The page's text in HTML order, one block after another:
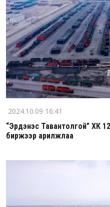
2024.10.09 16:41
“Эрдэнэс Тавантолгой” ХК
биржээр арилжлаа